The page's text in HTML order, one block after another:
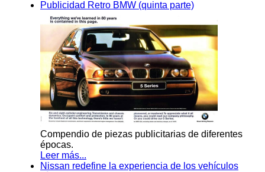
Publicidad Retro BMW (quinta parte)
Compendio de piezas publicitarias de diferentes
épocas.
Leer más...
Nissan redefine la experiencia de los vehículos